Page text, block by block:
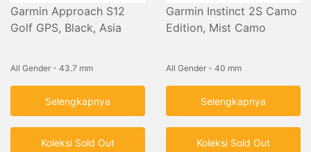
Garmin Approach S12
Golf GPS, Black, Asia
All Gender - 43.7 mm
Selengkapnya
Koleksi Sold Out
Garmin Instinct 2S Camo
Edition, Mist Camo
All Gender - 40 mm
Selengkapnya
Koleksi Sold Out